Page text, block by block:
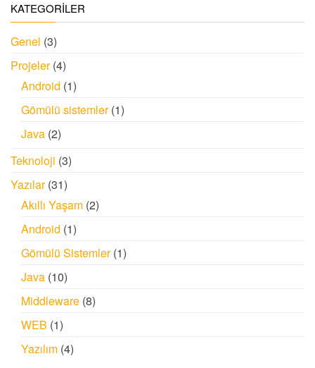
KATEGORİLER
Genel (3)
Projeler(4)
Android (1)
Gömülü sistemler(1)
Java (2)
Teknoloji (3)
Yazılar(31)
Akıllı Yaşam (2)
Android (1)
Gömülü Sistemler(1)
Java (10)
Middleware (8)
WEB (1)
Yazılım (4)